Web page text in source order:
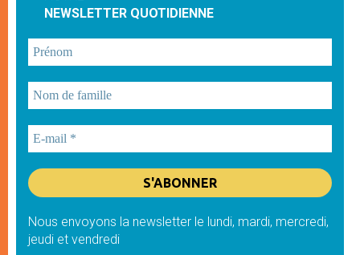
NEWSLETTER QUOTIDIENNE
Nous envoyons la newsletter le lundi, mardi, mercredi,
jeudi et vendredi